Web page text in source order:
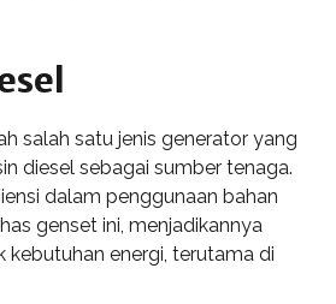
salah satu jenis generator yang
diesel sebagai sumber tenaga.
dalam penggunaan bahan
genset ini, menjadikannya
kebutuhan energi, terutama di